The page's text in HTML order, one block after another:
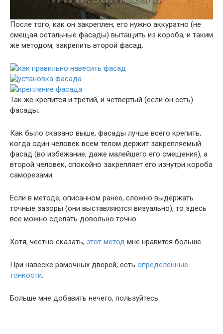
После того, как он закреплен, его нужно аккуратно (не
смещая остальные фасады) вытащить из короба, и таким
же методом, закрепить второй фасад.
Так же крепится и третий, и четвертый (если он есть)
фасады.
Как было сказано выше, фасады лучше всего крепить,
когда один человек всем телом держит закрепляемый
фасад (во избежание, даже малейшего его смещения), а
второй человек, спокойно закрепляет его изнутри короба
саморезами.
Если в методе, описанном ранее, сложно выдержать
точные зазоры (они выставляются визуально), то здесь
все можно сделать довольно точно.
Хотя, честно сказать, этот метод мне нравится больше.
При навеске рамочных дверей, есть определенные
тонкости.
Больше мне добавить нечего, пользуйтесь.